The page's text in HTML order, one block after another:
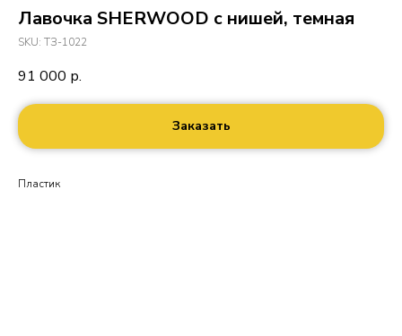
Лавочка SHERWOOD с нишей, темная
SKU: ТЗ-1022
91 000 р.
Заказать
Пластик